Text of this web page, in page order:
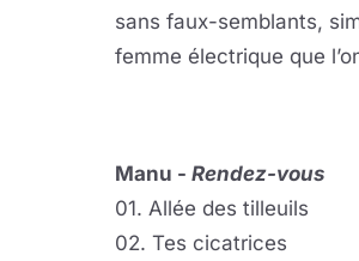
sans faux-semblants,
femme électrique que
Manu - Rendez-vous
01. Allée des tilleuils
02. Tes cicatrices